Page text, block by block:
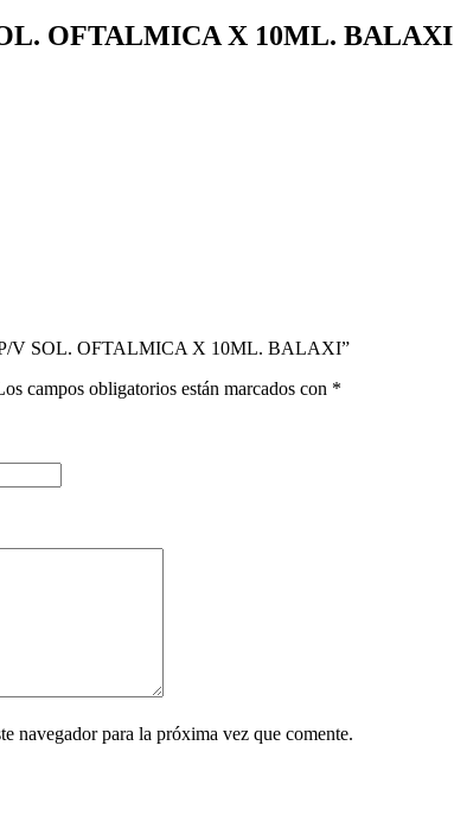
OFTALMICA X 10ML. BALAXI
P/V SOL. OFTALMICA X 10ML. BALAXI”
campos obligatorios están marcados con *
navegador para la próxima vez que comente.